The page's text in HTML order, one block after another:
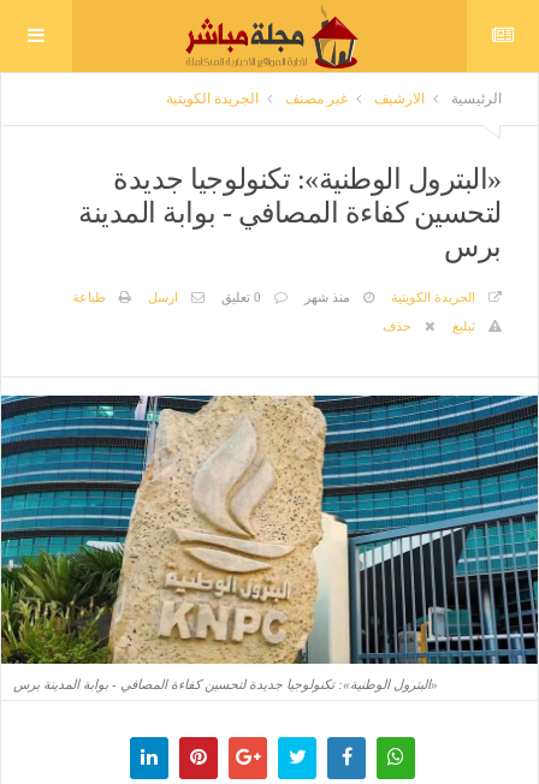
الرئيسية الارشيف غير مصنف الجريدة الكويتية
«البترول الوطنية»: تكنولوجيا جديدة
لتحسين كفاءة المصافي - بوابة المدينة
برس
الجريدة الكويتية منذ شهر 0 تعليق ارسل
طباعة
تبليغ
حذف
«البترول الوطنية»: تكنولوجيا جديدة لتحسين كفاءة المصافي - بوابة المدينة برس